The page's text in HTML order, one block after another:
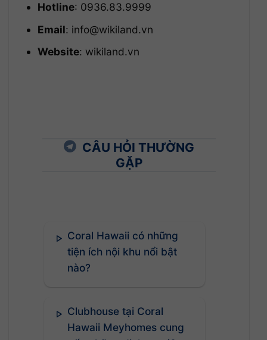
Hotline: 0936.83.9999
Email: info@wikiland.vn
Website: wikiland.vn
CÂU HỎI THƯỜNG
GẶP
Coral Hawaii có những
tiện ích nội khu nổi bật
nào?
Clubhouse tại Coral
Hawaii Meyhomes cung